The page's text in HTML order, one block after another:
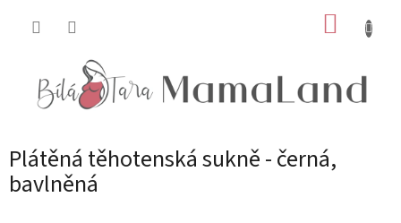
Plátěná těhotenská sukně - černá,
bavlněná